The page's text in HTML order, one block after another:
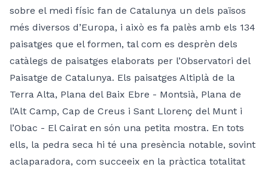
sobre el medi físic fan de Catalunya un dels països
més diversos d’Europa, i això es fa palès amb els 134
paisatges que el formen, tal com es desprèn dels
catàlegs de paisatges elaborats per l’Observatori del
Paisatge de Catalunya. Els paisatges Altiplà de la
Terra Alta, Plana del Baix Ebre - Montsià, Plana de
l’Alt Camp, Cap de Creus i Sant Llorenç del Munt i
l’Obac - El Cairat en són una petita mostra. En tots
ells, la pedra seca hi té una presència notable, sovint
aclaparadora, com succeeix en la pràctica totalitat